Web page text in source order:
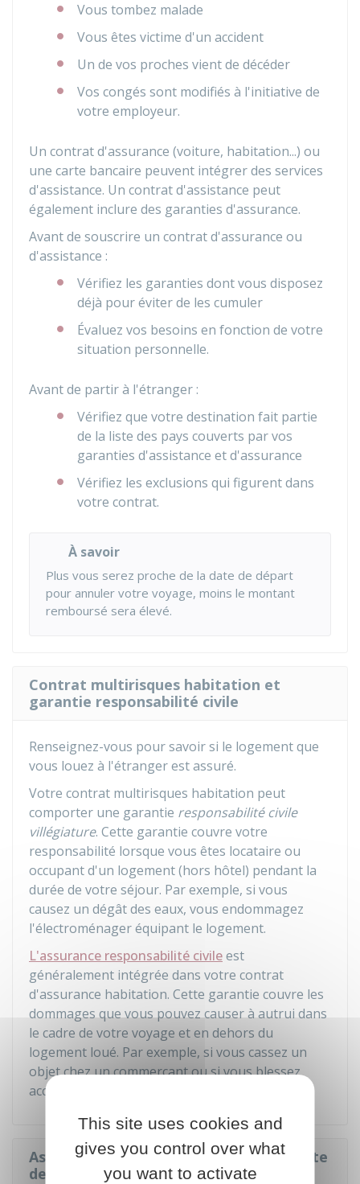
Vous tombez malade
Vous êtes victime d'un accident
Un de vos proches vient de décéder
Vos congés sont modifiés à l'initiative de
votre employeur.
Un contrat d'assurance (voiture, habitation...) ou
une carte bancaire peuvent intégrer des services
d'assistance. Un contrat d'assistance peut
également inclure des garanties d'assurance.
Avant de souscrire un contrat d'assurance ou
d'assistance :
Vérifiez les garanties dont vous disposez
déjà pour éviter de les cumuler
Évaluez vos besoins en fonction de votre
situation personnelle.
Avant de partir à l'étranger :
Vérifiez que votre destination fait partie
de la liste des pays couverts par vos
garanties d'assistance et d'assurance
Vérifiez les exclusions qui figurent dans
votre contrat.
À savoir
Plus vous serez proche de la date de départ
pour annuler votre voyage, moins le montant
remboursé sera élevé.
Contrat multirisques habitation et
garantie responsabilité civile
Renseignez-vous pour savoir si le logement que
vous louez à l'étranger est assuré.
Votre contrat multirisques habitation peut
comporter une garantie responsabilité civile
villégiature. Cette garantie couvre votre
responsabilité lorsque vous êtes locataire ou
occupant d'un logement (hors hôtel) pendant la
durée de votre séjour. Par exemple, si vous
causez un dégât des eaux, vous endommagez
l'électroménager équipant le logement.
L'assurance responsabilité civileest
généralement intégrée dans votre contrat
d'assurance habitation. Cette garantie couvre les
dommages que vous pouvez causer à autrui dans
le cadre de votre voyage et en dehors du
logement loué. Par exemple, si vous cassez un
objet chez un commerçant ou si vous blessez
accidentellement un passant en le bousculant.
Assurance automobile en cas de conduite
de véhicule à l'étranger
This site uses cookies and
gives you control over what
you want to activate